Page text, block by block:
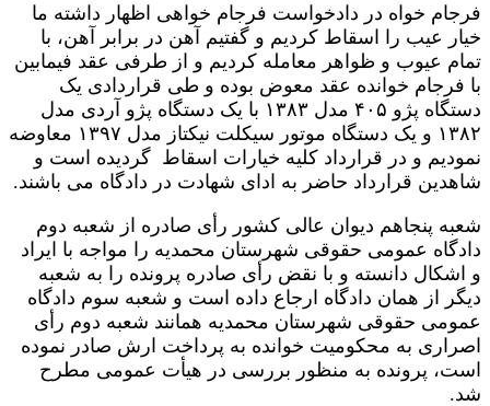
فرجام خواه در دادخواست فرجام خواهی اظهار داشته ما
خیار عیب را اسقاط کردیم و گفتیم آهن در برابر آهن، با
تمام عیوب و ظواهر معامله کردیم و از طرفی عقد فیمابین
با فرجام خوانده عقد معوض بوده و طی قراردادی یک
دستگاه پژو ۴۰۵ مدل ۱۳۸۳ با یک دستگاه پژو آردی مدل
۱۳۸۲ و یک دستگاه موتور سیکلت نیکتاز مدل ۱۳۹۷ معاوضه
نمودیم و در قرارداد کلیه خیارات اسقاط گردیده است و
شاهدین قرارداد حاضر به ادای شهادت در دادگاه می باشند.
شعبه پنجاهم دیوان عالی کشور رأی صادره از شعبه دوم
دادگاه عمومی حقوقی شهرستان محمدیه را مواجه با ایراد
و اشکال دانسته و با نقض رأی صادره پرونده را به شعبه
دیگر از همان دادگاه ارجاع داده است و شعبه سوم دادگاه
عمومی حقوقی شهرستان محمدیه همانند شعبه دوم رأی
اصراری به محکومیت خوانده به پرداخت ارش صادر نموده
است، پرونده به منظور بررسی در هیأت عمومی مطرح
شد.